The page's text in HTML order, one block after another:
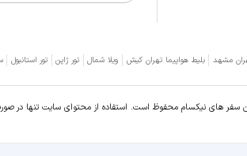
مشهد بلیط هواپیما تهران کیش ویلا شمال تور ژاپن تور استانبول
سفر های نیکسام محفوظ است. استفاده از محتوای سایت تنها در